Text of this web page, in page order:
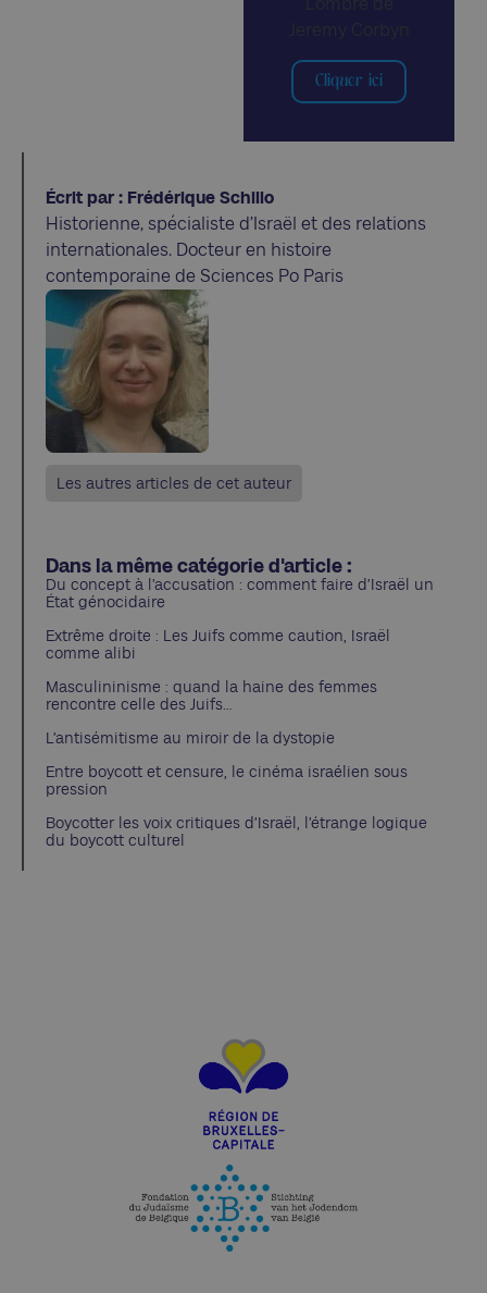
Cliquer ici
Écrit par : Frédérique Schillo
Historienne, spécialiste d’Israël et des relations
internationales. Docteur en histoire
contemporaine de Sciences Po Paris
Les autres articles de cet auteur
Dans la même catégorie d'article :
Du concept à l’accusation : comment faire d’Israël un
État génocidaire
Extrême droite : Les Juifs comme caution, Israël
comme alibi
Masculininisme : quand la haine des femmes
rencontre celle des Juifs…
L’antisémitisme au miroir de la dystopie
Entre boycott et censure, le cinéma israélien sous
pression
Boycotter les voix critiques d’Israël, l’étrange logique
du boycott culturel